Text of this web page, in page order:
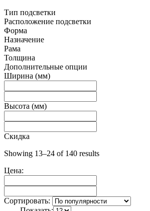
Тип подсветки
Расположение подсветки
Форма
Назначение
Рама
Толщина
Дополнительные опции
Ширина (мм)
Высота (мм)
Скидка
Showing 13–24 of 140 results
Цена:
Сортировать: